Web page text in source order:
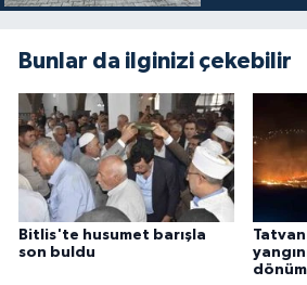
Bunlar da ilginizi çekebilir
Bitlis'te husumet barışla
son buldu